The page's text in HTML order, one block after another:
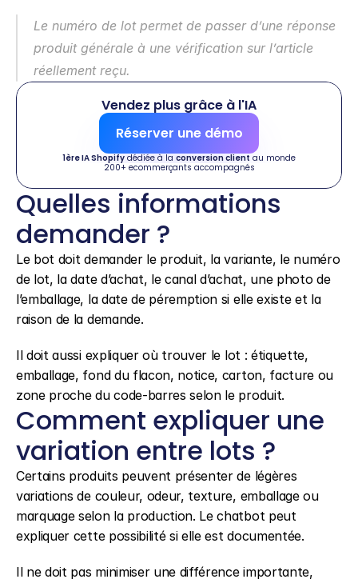
Le numéro de lot permet de passer d’une réponse
produit générale à une vérification sur l’article
réellement reçu.
Vendez plus grâce à l'IA
Réserver une démo
1ère IA Shopify dédiée à la conversion client au monde
200+ ecommerçants accompagnés
Quelles informations
demander ?
Le bot doit demander le produit, la variante, le numéro
de lot, la date d’achat, le canal d’achat, une photo de
l’emballage, la date de péremption si elle existe et la
raison de la demande.
Il doit aussi expliquer où trouver le lot : étiquette,
emballage, fond du flacon, notice, carton, facture ou
zone proche du code-barres selon le produit.
Comment expliquer une
variation entre lots ?
Certains produits peuvent présenter de légères
variations de couleur, odeur, texture, emballage ou
marquage selon la production. Le chatbot peut
expliquer cette possibilité si elle est documentée.
Il ne doit pas minimiser une différence importante,